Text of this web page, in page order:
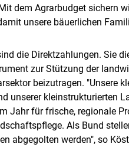
Skip to main
dem Agrarbudget sichern
unsere bäuerlichen
die Direktzahlungen. Sie
zur Stützung der
beizutragen. "Unsere
unserer kleinstrukturierten
Jahr für frische, regionale
Als Bund
abgegolten werden", so